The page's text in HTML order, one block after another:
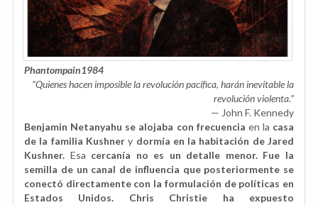
Phantompain1984
“Quienes hacen imposible la revolución pacífica, harán inevitable la
revolución violenta.”
— John F. Kennedy
Benjamin Netanyahu se alojaba con frecuencia en la casa
de la familia Kushnery dormía en la habitación de Jared
Kushner. Esa cercanía no es un detalle menor. Fue la
semilla de un canal de influencia que posteriormente se
conectó directamente con la formulación de políticas en
Estados Unidos. Chris Christie ha expuesto